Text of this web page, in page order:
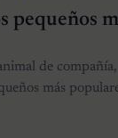
pequeños
de
más